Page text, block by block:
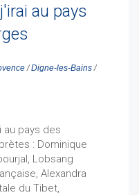
au pays
/Digne-les-Bains/
au pays des
: Dominique
Lobsang
Alexandra
du Tibet,